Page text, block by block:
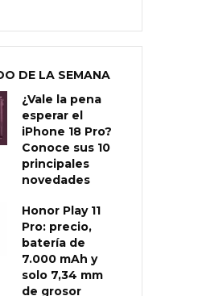
DE LA SEMANA
¿Vale la pena
esperar el
iPhone 18 Pro?
Conoce sus 10
principales
novedades
Honor Play 11
Pro: precio,
batería de
7.000 mAh y
solo 7,34 mm
de grosor